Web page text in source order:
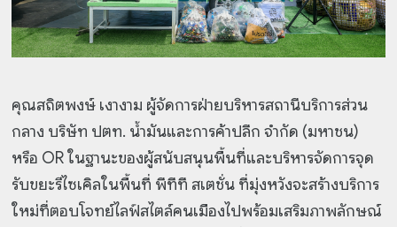
คุณสถิตพงษ์ เงางาม ผู้จัดการฝ่ายบริหารสถานีบริการส่วน
กลาง บริษัท ปตท. น้ำมันและการค้าปลีก จำกัด (มหาชน)
หรือ OR ในฐานะของผู้สนับสนุนพื้นที่และบริหารจัดการจุด
รับขยะรีไซเคิลในพื้นที่ พีทีที สเตชั่น ที่มุ่งหวังจะสร้างบริการ
ใหม่ที่ตอบโจทย์ไลฟ์สไตล์คนเมืองไปพร้อมเสริมภาพลักษณ์